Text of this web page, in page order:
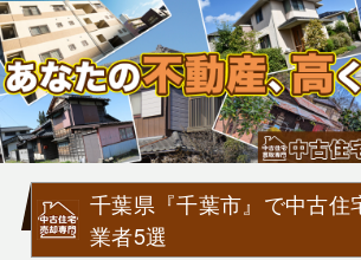
千葉県『千葉市』で中古住
業者5選